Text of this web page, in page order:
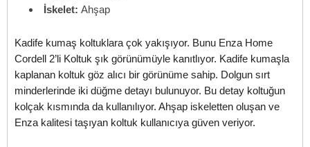
İskelet: Ahşap
Kadife kumaş koltuklara çok yakışıyor. Bunu Enza Home
Cordell 2’li Koltuk şık görünümüyle kanıtlıyor. Kadife kumaşla
kaplanan koltuk göz alıcı bir görünüme sahip. Dolgun sırt
minderlerinde iki düğme detayı bulunuyor. Bu detay koltuğun
kolçak kısmında da kullanılıyor. Ahşap iskeletten oluşan ve
Enza kalitesi taşıyan koltuk kullanıcıya güven veriyor.